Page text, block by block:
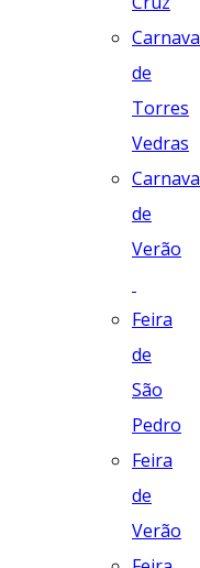
de
Torres
Vedras
de
Verão
Feira
de
São
Pedro
Feira
de
Verão